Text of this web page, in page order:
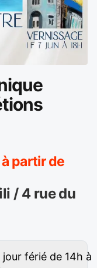
partir de
/ 4 rue du
férié de 14h à